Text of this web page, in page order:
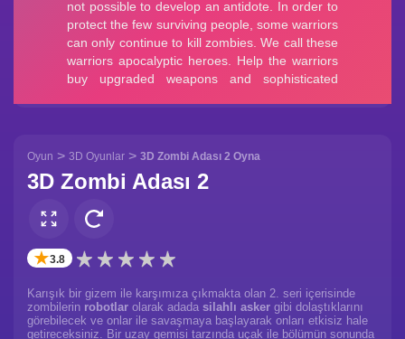
Oyun > 3D Oyunlar > 3D Zombi Adası 2 Oyna
3D Zombi Adası 2
✭3.8
Karışık bir gizem ile karşımıza çıkmakta olan 2. seri içerisinde
zombilerin robotlar olarak adada silahlı asker gibi dolaştıklarını
görebilecek ve onlar ile savaşmaya başlayarak onları etkisiz hale
getireceksiniz. Bir uzay gemisi tarzında uçak ile bölümün sonunda